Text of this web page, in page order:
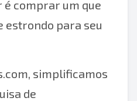
é comprar um que
estrondo para seu
simplificamos
de